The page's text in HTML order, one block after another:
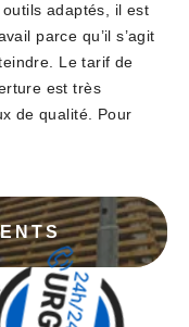
adaptés, il est
parce qu’il s’agit
Le tarif de
est très
de qualité. Pour